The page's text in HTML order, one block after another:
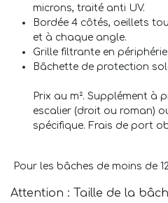
microns, traité anti UV.
Bordée 4 côtés, oeillets
et à chaque angle.
Grille filtrante en périphérie.
Bâchette de protection
Prix au m². Supplément à
escalier (droit ou roman)
spécifique. Frais de port
Pour les bâches de moins de
Attention : Taille de la